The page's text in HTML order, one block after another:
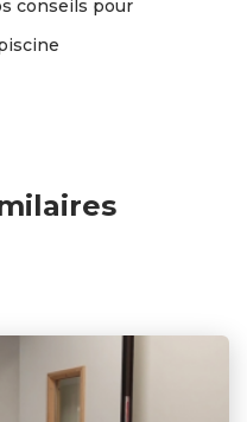
conseils pour